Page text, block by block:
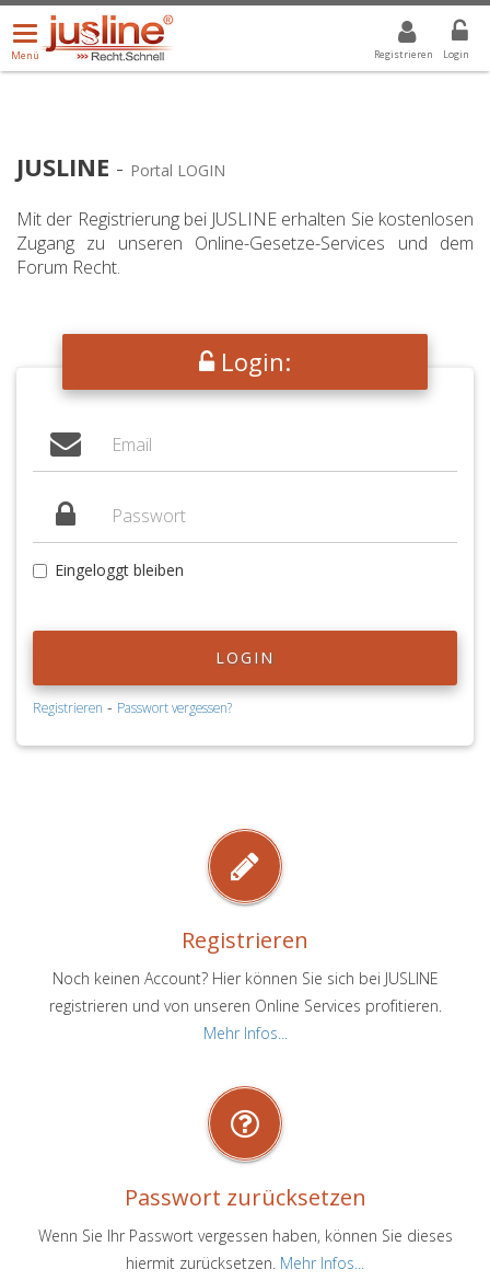
Registrieren Login
Menü
öffnen/schließen
Menü
ALLE DROPDOWN: GEWÄHLTER WERT IST ALLE
JUSLINE - Portal LOGIN
Mit der Registrierung bei JUSLINE erhalten Sie kostenlosen
Zugang zu unseren Online-Gesetze-Services und dem
Forum Recht.
Login:
Eingeloggt bleiben
LOGIN
Registrieren - Passwort vergessen?
Registrieren
Noch keinen Account? Hier können Sie sich bei JUSLINE
registrieren und von unseren Online Services profitieren.
Mehr Infos...
Passwort zurücksetzen
Wenn Sie Ihr Passwort vergessen haben, können Sie dieses
hiermit zurücksetzen. Mehr Infos...